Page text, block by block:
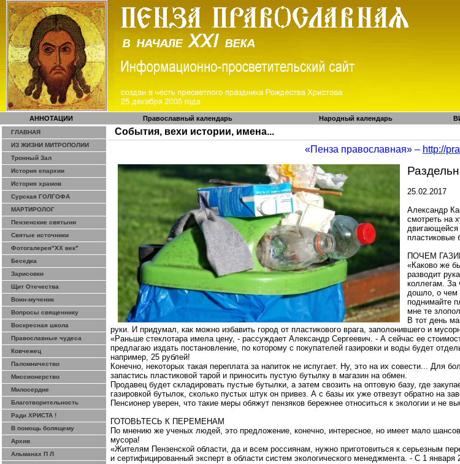
АННОТАЦИИ Православный календарь Народный календарь
ГЛАВНАЯ
ИЗ ЖИЗНИ МИТРОПОЛИИ
Тронный Зал
История епархии
История храмов
Сурская ГОЛГОФА
МАРТИРОЛОГ
Пензенские святыни
Святые источники
Фотогалерея"ХХ век"
Беседка
Зарисовки
Щит Отечества
Воин-мученик
Вопросы священнику
Воскресная школа
Православные чудеса
Ковчежец
Паломничество
Миссионерство
Милосердие
Благотворительность
Ради ХРИСТА !
В помощь болящему
Архив
Альманах П Л
События, вехи истории, имена...
«Пенза православная» – http://
25.02.2017
Александр
смотреть на
двигающейся
пластиковые
ПОЧЕМ
«Каково же
разводит
коллегам. За
дошло, о чем
поднимайте
мне те
В тот день
руки. И придумал, как можно избавить город от пластикового врага, заполонившего и
«Раньше стеклотара имела цену, - рассуждает Александр Сергеевич. - А сейчас ее
предлагаю издать постановление, по которому с покупателей газировки и воды будет
например, 25 рублей!
Конечно, некоторых такая переплата за напиток не испугает. Ну, это на их совести... Для
запастись пластиковой тарой и приносить пустую бутылку в магазин на обмен.
Продавец будет складировать пустые бутылки, а затем свозить на оптовую базу, где
газировкой бутылок, сколько пустых штук он привез. А с базы их уже отвезут обратно на
Пенсионер уверен, что такие меры обяжут пензяков бережнее относиться к экологии и не
ГОТОВЬТЕСЬ К ПЕРЕМЕНАМ
По мнению же ученых людей, это предложение, конечно, интересное, но имеет мало
мусора!
«Жителям Пензенской области, да и всем россиянам, нужно приготовиться к серьезным
и сертифицированный эксперт в области систем экологического менеджмента. - С 1